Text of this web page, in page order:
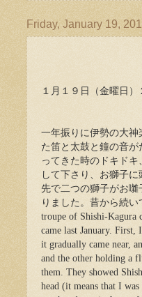
Friday, January 19,
１月１９日（金曜日）
一年振りに伊勢の大
た笛と太鼓と鐘の音
ってきた時のドキド
して下さり、お獅子
先で二つの獅子がお
りました。昔から続
troupe of Shishi-Kagura
came last January. First,
it gradually came near,
and the other holding a
them. They showed
head (it means that I